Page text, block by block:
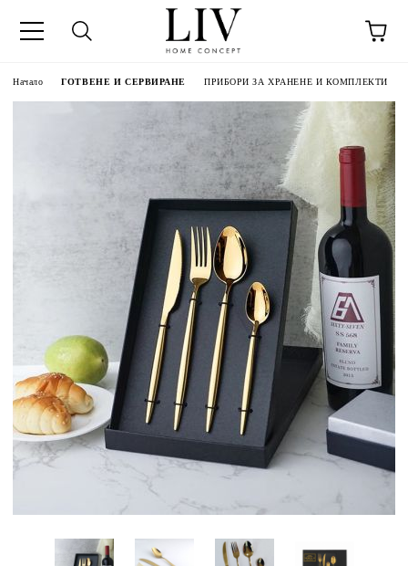
Начало ГОТВЕНЕ И СЕРВИРАНЕ ПРИБОРИ ЗА ХРАНЕНЕ И КОМПЛЕКТИ